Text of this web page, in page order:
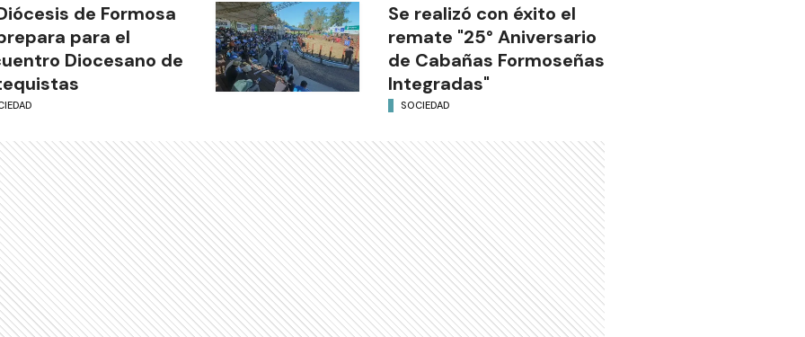
de Formosa
para el
Diocesano de
Se realizó con éxito el
remate "25° Aniversario
de Cabañas Formoseñas
Integradas"
SOCIEDAD